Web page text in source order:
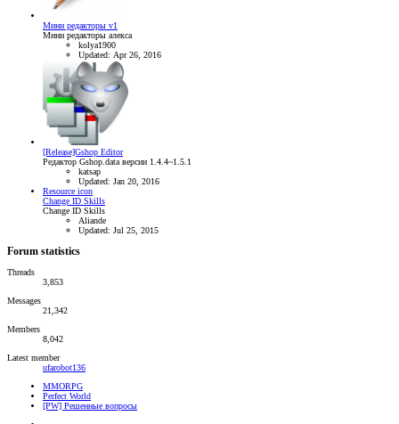
Мини редакторы v1
Мини редакторы алекса
kolya1900
Updated: Apr 26, 2016
[Release]Gshop Editor
Редактор Gshop.data версии 1.4.4~1.5.1
katsap
Updated: Jan 20, 2016
Resource icon
Change ID Skills
Change ID Skills
Aliande
Updated: Jul 25, 2015
Forum statistics
Threads
3,853
Messages
21,342
Members
8,042
Latest member
ufarobot136
MMORPG
Perfect World
[PW] Решенные вопросы